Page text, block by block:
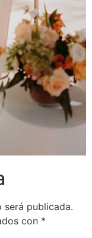
publicada.
con *